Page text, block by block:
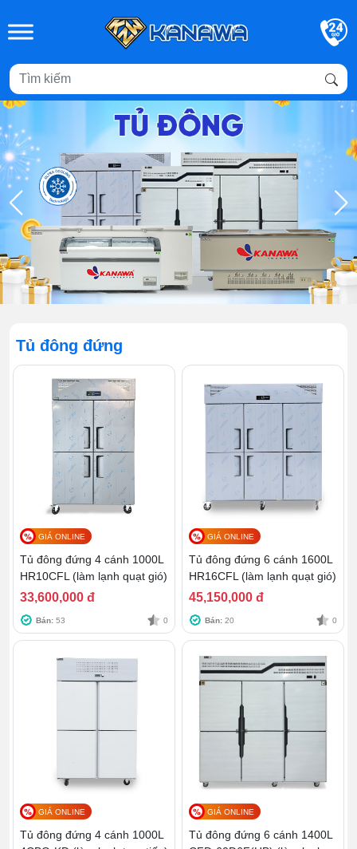
Tủ đông đứng
GIÁ ONLINE
Tủ đông đứng 4 cánh 1000L
HR10CFL (làm lạnh quạt gió)
33,600,000 đ
Bán: 53 0
GIÁ ONLINE
Tủ đông đứng 6 cánh 1600L
HR16CFL (làm lạnh quạt gió)
45,150,000 đ
Bán: 20 0
GIÁ ONLINE
Tủ đông đứng 4 cánh 1000L
GIÁ ONLINE
Tủ đông đứng 6 cánh 1400L